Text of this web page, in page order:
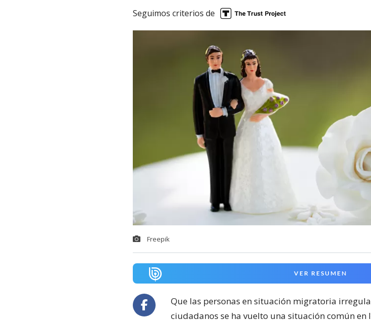
Seguimos criterios de
Freepik
VER RESUMEN
Que las personas en situación migratoria
ciudadanos se ha vuelto una situación común en